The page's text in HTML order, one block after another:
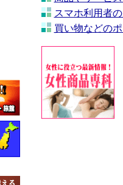
スマホ利用者
買い物などの